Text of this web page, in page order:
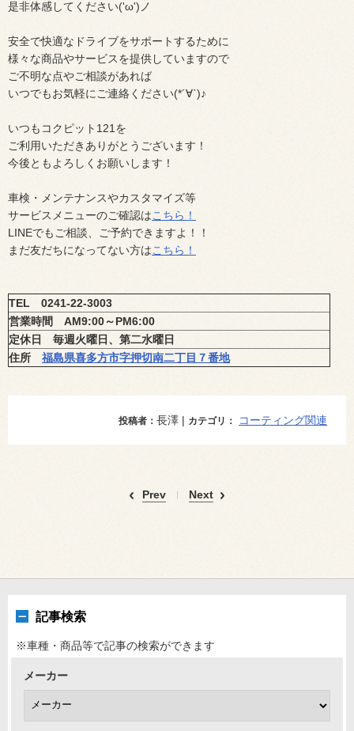
是非体感してください('ω')ノ
安全で快適なドライブをサポートするために
様々な商品やサービスを提供していますので
ご不明な点やご相談があれば
いつでもお気軽にご連絡ください(*´∀`)♪
いつもコクピット 121 を
ご利用いただきありがとうございます！
今後ともよろしくお願いします！
車検・メンテナンスやカスタマイズ等
サービスメニューのご確認はこちら！
LINEでもご相談、ご予約できますよ！！
まだ友だちになってない方はこちら！
TEL
0241-22-3003
営業時間 AM9:00～PM6:00
定休日 毎週火曜日、第二水曜日
住所 福島県喜多方市字押切南二丁目７番地
投稿者： 長澤 | カテゴリ： コーティング関連
Prev Next
記事検索
※車種・商品等で記事の検索ができます
メーカー